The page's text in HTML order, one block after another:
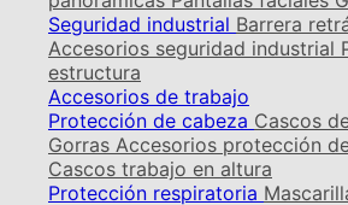
Seguridad industrial Barrera
Accesorios seguridad industrial
estructura
Accesorios de trabajo
Protección de cabeza Cascos
Gorras Accesorios protección
Cascos trabajo en altura
Protección respiratoria